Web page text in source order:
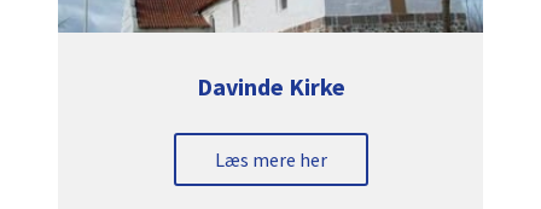
Davinde Kirke
Læs mere her